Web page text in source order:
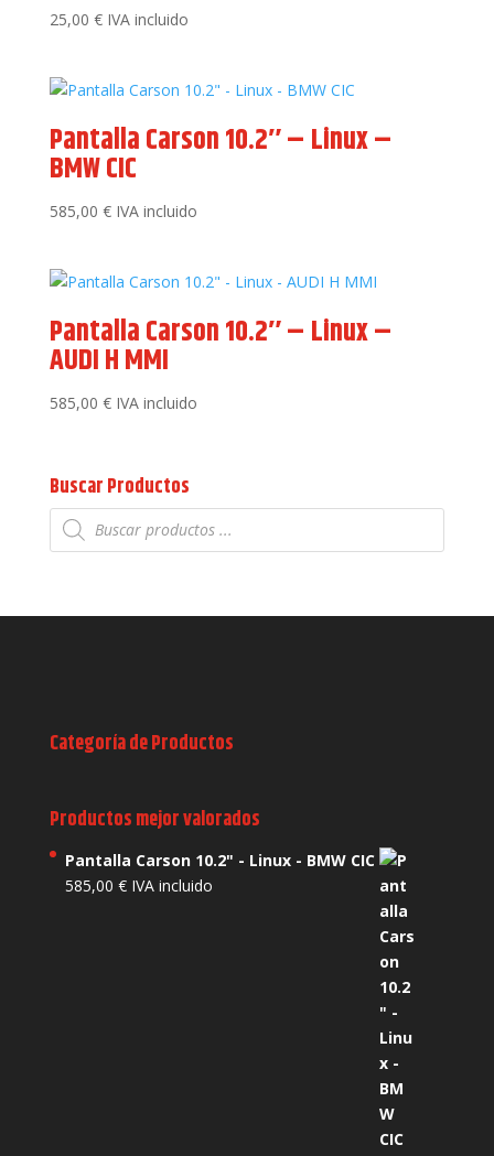
25,00 € IVA incluido
Pantalla Carson 10.2″ – Linux –
BMW CIC
585,00 € IVA incluido
Pantalla Carson 10.2″ – Linux –
AUDI H MMI
585,00 € IVA incluido
Buscar Productos
Búsqueda
de
productos
Categoría de Productos
Productos mejor valorados
Pantalla Carson 10.2" - Linux - BMW CIC
585,00 € IVA incluido